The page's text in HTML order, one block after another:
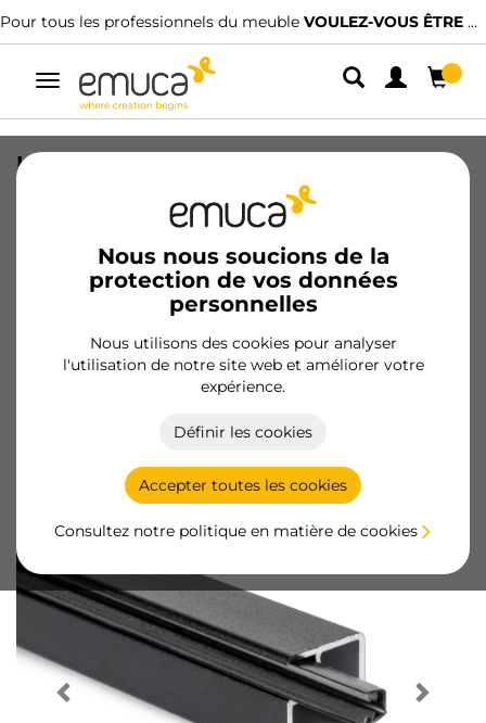
Pour tous les professionnels du meuble VOULEZ-VOUS ÊTRE CLIENT ?
Alterner
navigation
Nous nous soucions de la
protection de vos données
personnelles
Nous utilisons des cookies pour analyser
l'utilisation de notre site web et améliorer votre
expérience.
Définir les cookies
Accepter toutes les cookies
Consultez notre politique en matière de cookies
Kit de profils pour la fabrication de
portes d'armoires Plus 7, longueur 2,35
m, aluminium, peint en noir texturé
6314154/EAN 8432393359014
Produits essentiels
Devenir client